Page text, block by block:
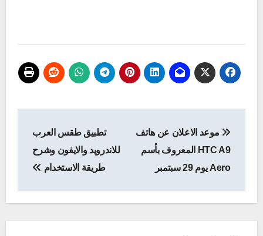
المقالات
موعد الاعلان عن هاتف
HTC A9 المعروف بأسم
Aero يوم 29 سبتمبر
تطبيق طقس العرب
للاندرويد والايفون وشرح
طريقة الاستخدام